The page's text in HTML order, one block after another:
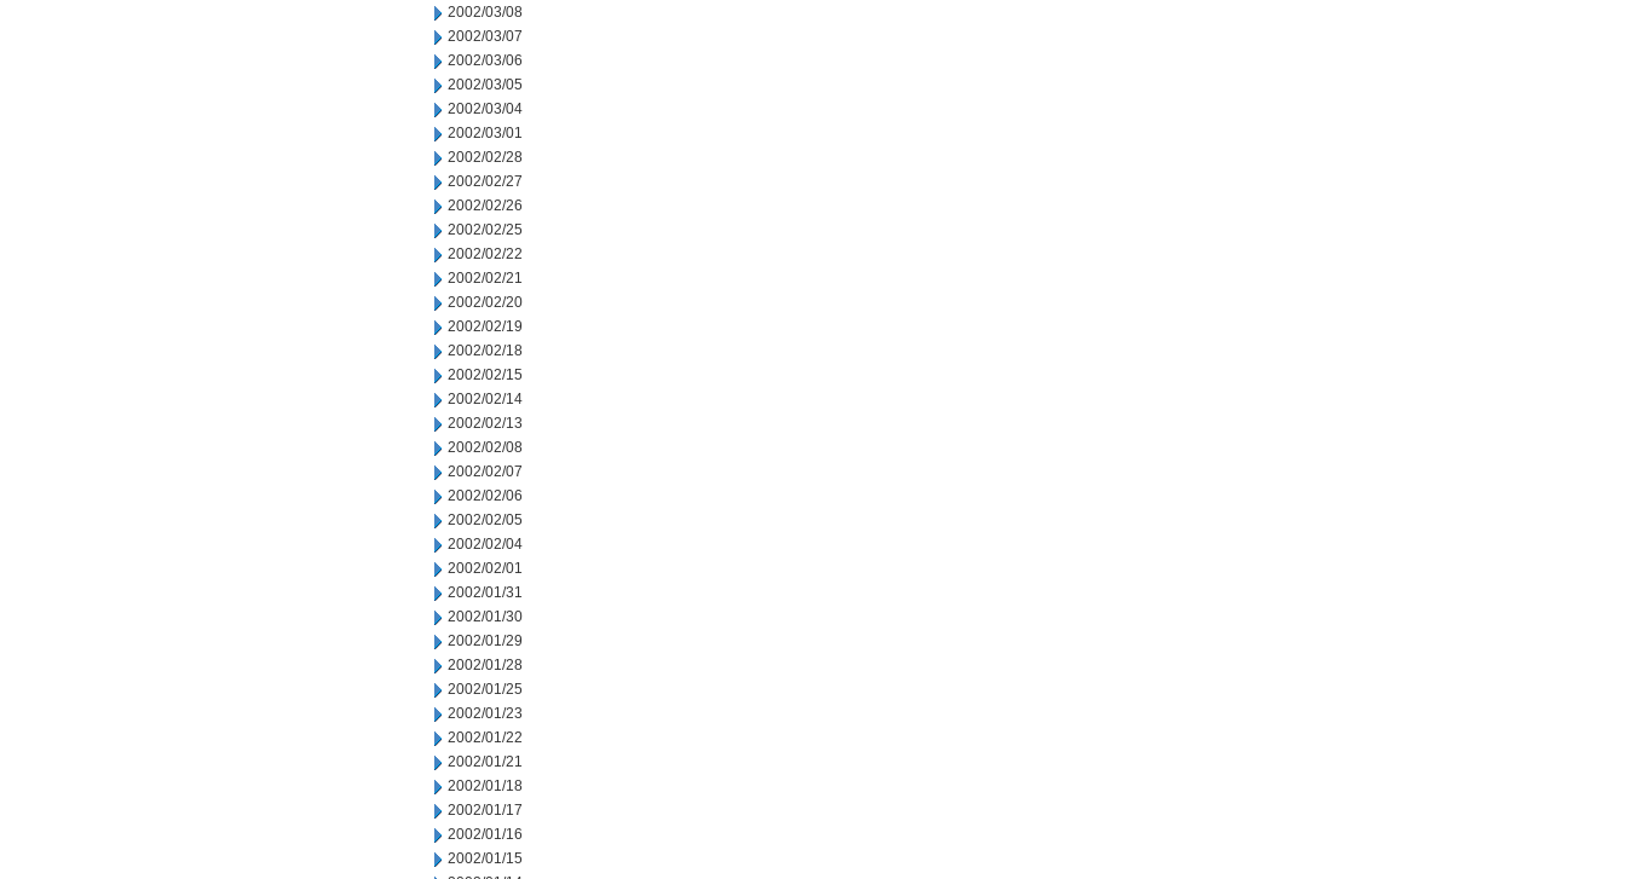
2002/03/08
2002/03/07
2002/03/06
2002/03/05
2002/03/04
2002/03/01
2002/02/28
2002/02/27
2002/02/26
2002/02/25
2002/02/22
2002/02/21
2002/02/20
2002/02/19
2002/02/18
2002/02/15
2002/02/14
2002/02/13
2002/02/08
2002/02/07
2002/02/06
2002/02/05
2002/02/04
2002/02/01
2002/01/31
2002/01/30
2002/01/29
2002/01/28
2002/01/25
2002/01/23
2002/01/22
2002/01/21
2002/01/18
2002/01/17
2002/01/16
2002/01/15